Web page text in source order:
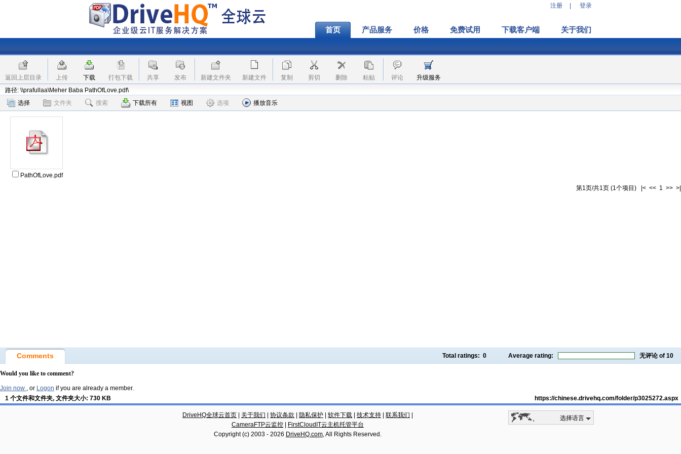
注册 登录
首页 产品服务 价格 免费试用 下载客户端 关于我们
返回上层目录 上传 下载 打包下载 共享 发布 新建文件夹 新建文件 复制 剪切 删除 粘贴 评论
升级服务
路径: \\prafullaa\Meher Baba PathOfLove.pdf\
选择
文件夹 搜索 下载所有 视图 选项 播放音乐
PathOfLove.pdf
第1页/共1页 (1个项目) |< << 1 >> >|
Comments Total ratings: 0 Average rating: 无评论of 10
Would you like to comment?
Join now , or Logon if you are already a member.
1 个文件和文件夹, 文件夹大小: 730 KB
https://chinese.drivehq.com/folder/p3025272.aspx
DriveHQ全球云首页 关于我们 协议条款 隐私保护 软件下载 技术支持 联系我们
CameraFTP云监控
FirstCloudIT云主机托管平台
Copyright (c) 2003 - 2026 DriveHQ.com, All Rights Reserved.
选择语言